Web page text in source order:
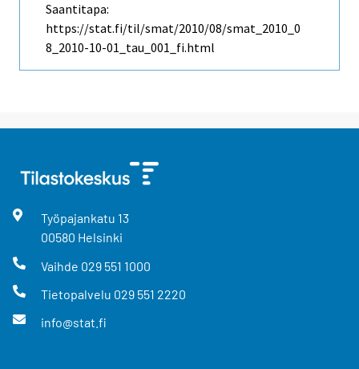
Saantitapa:
https://stat.fi/til/smat/2010/08/smat_2010_0
8_2010-10-01_tau_001_fi.html
Työpajankatu 13
00580 Helsinki
Vaihde 029 551 1000
Tietopalvelu 029 551 2220
info@stat.fi